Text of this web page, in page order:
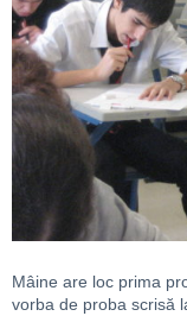
Mâine are loc prima
vorba de proba scrisă